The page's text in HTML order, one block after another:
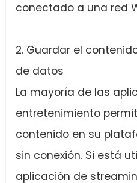
conectado a una red
2. Guardar el
de datos
La mayoría de las
entretenimiento
contenido en su
sin conexión. Si está
aplicación de